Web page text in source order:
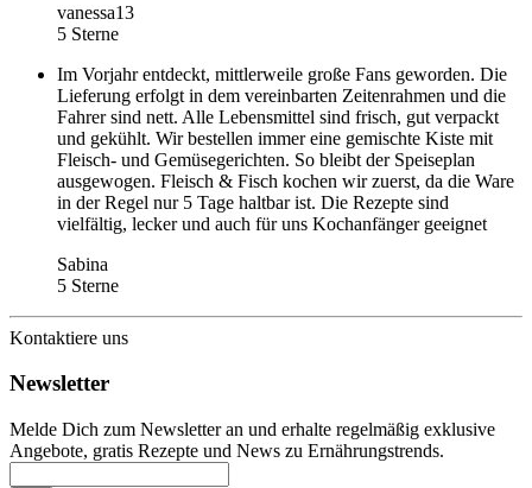
vanessa13
5 Sterne
Im Vorjahr entdeckt, mittlerweile große Fans geworden. Die
Lieferung erfolgt in dem vereinbarten Zeitenrahmen und die
Fahrer sind nett. Alle Lebensmittel sind frisch, gut verpackt
und gekühlt. Wir bestellen immer eine gemischte Kiste mit
Fleisch- und Gemüsegerichten. So bleibt der Speiseplan
ausgewogen. Fleisch & Fisch kochen wir zuerst, da die Ware
in der Regel nur 5 Tage haltbar ist. Die Rezepte sind
vielfältig, lecker und auch für uns Kochanfänger geeignet
Sabina
5 Sterne
Kontaktiere uns
Newsletter
Melde Dich zum Newsletter an und erhalte regelmäßig exklusive
Angebote, gratis Rezepte und News zu Ernährungstrends.